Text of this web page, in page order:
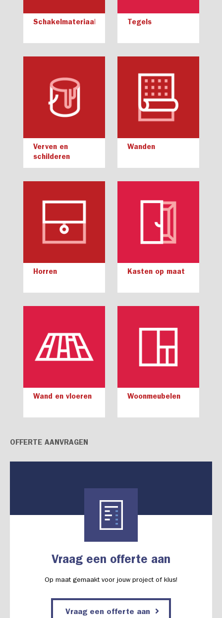
Schakelmateriaal Tegels
Verven en
schilderen
Wanden
Horren Kasten op maat
Wand en vloeren Woonmeubelen
OFFERTE AANVRAGEN
Vraag een offerte aan
Op maat gemaakt voor jouw project of klus!
Vraag een offerte aan